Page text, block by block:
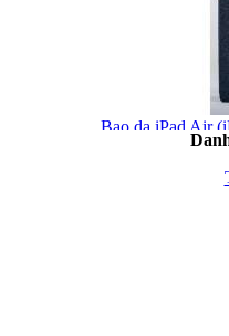
Bao da iPad Air
Bao da iPad Air